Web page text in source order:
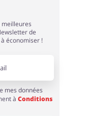
meilleures
de
économiser !
mes données
à Conditions